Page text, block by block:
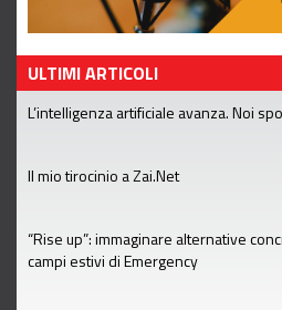
ULTIMI ARTICOLI
L’intelligenza artificiale avanza. Noi
Il mio tirocinio a Zai.Net
“Rise up”: immaginare alternative
campi estivi di Emergency